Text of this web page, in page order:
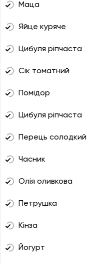
Маца
Яйце куряче
Цибуля ріпчаста
Сік томатний
Помідор
Цибуля ріпчаста
Перець солодкий
Часник
Олія оливкова
Петрушка
Кінза
Йогурт